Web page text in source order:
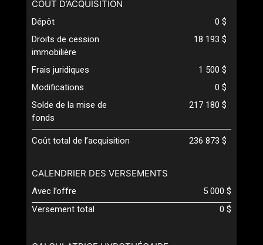
COÛT D’ACQUISITION
Dépôt
0 $
Droits de cession
immobilière
18 193 $
Frais juridiques
1 500 $
Modifications
0 $
Solde de la mise de
fonds
217 180 $
Coût total de l’acquisition 236 873 $
CALENDRIER DES VERSEMENTS
Avec l’offre
5 000 $
Versement total
0 $